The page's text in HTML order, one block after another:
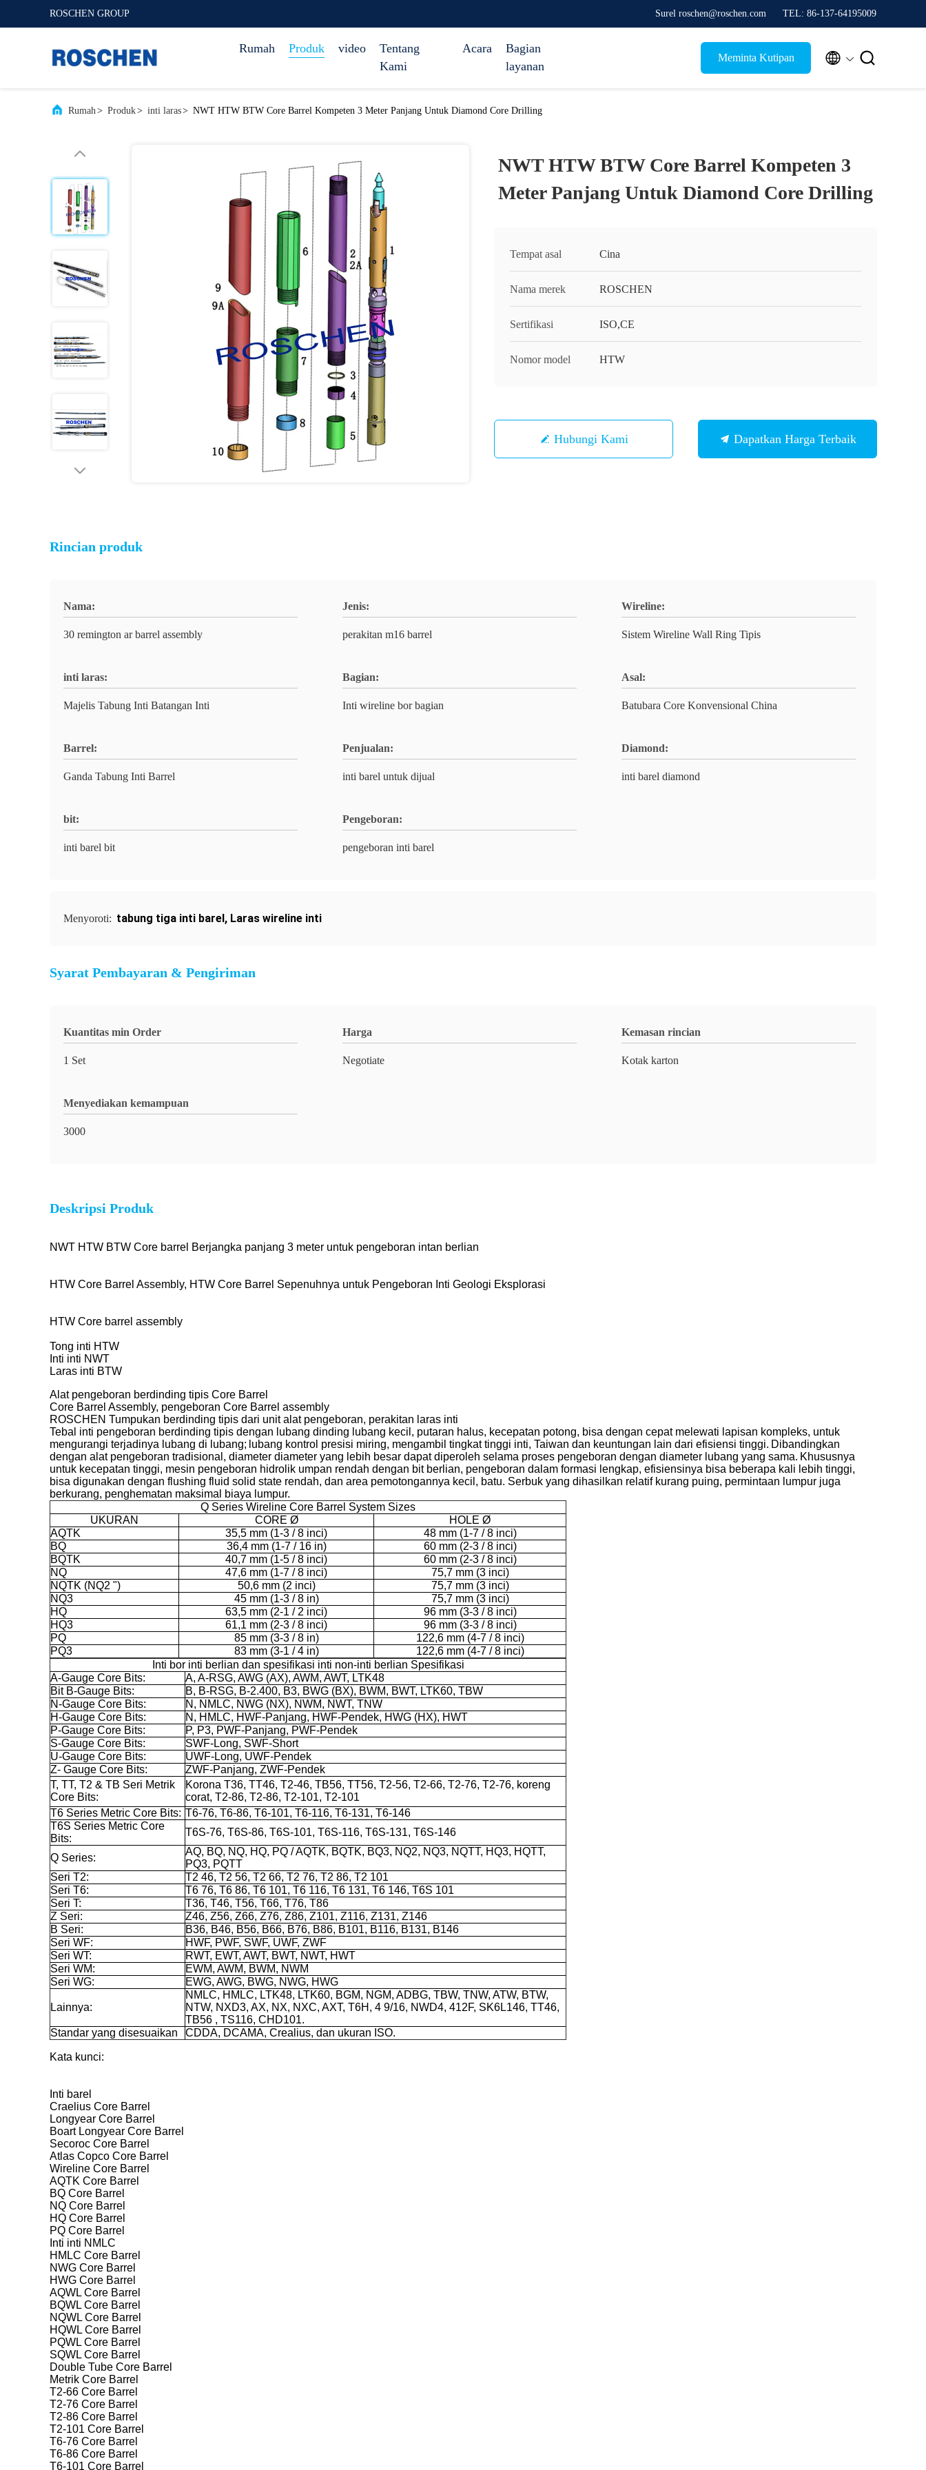
ROSCHEN GROUP Surel roschen@roschen.com TEL: 86-137-64195009
Rumah Produk video
Tentang
Kami
Acara
Bagian
layanan
Meminta Kutipan  
Rumah> Produk> inti laras> NWT HTW BTW Core Barrel Kompeten 3 Meter Panjang Untuk Diamond Core Drilling
NWT HTW BTW Core Barrel Kompeten 3
Meter Panjang Untuk Diamond Core Drilling
Tempat asal Cina
Nama merek ROSCHEN
Sertifikasi ISO,CE
Nomor model HTW
Hubungi Kami Dapatkan Harga Terbaik
Rincian produk
Nama:
30 remington ar barrel assembly
Jenis:
perakitan m16 barrel
Wireline:
Sistem Wireline Wall Ring Tipis
inti laras:
Majelis Tabung Inti Batangan Inti
Bagian:
Inti wireline bor bagian
Asal:
Batubara Core Konvensional China
Barrel:
Ganda Tabung Inti Barrel
Penjualan:
inti barel untuk dijual
Diamond:
inti barel diamond
bit:
inti barel bit
Pengeboran:
pengeboran inti barel
Menyoroti: tabung tiga inti barel, Laras wireline inti
Syarat Pembayaran & Pengiriman
Kuantitas min Order
1 Set
Harga
Negotiate
Kemasan rincian
Kotak karton
Menyediakan kemampuan
3000
Deskripsi Produk
NWT HTW BTW Core barrel Berjangka panjang 3 meter untuk pengeboran intan berlian
HTW Core Barrel Assembly, HTW Core Barrel Sepenuhnya untuk Pengeboran Inti Geologi Eksplorasi
HTW Core barrel assembly
Tong inti HTW
Inti inti NWT
Laras inti BTW
Alat pengeboran berdinding tipis Core Barrel
Core Barrel Assembly, pengeboran Core Barrel assembly
ROSCHEN Tumpukan berdinding tipis dari unit alat pengeboran, perakitan laras inti
Tebal inti pengeboran berdinding tipis dengan lubang dinding lubang kecil, putaran halus, kecepatan potong, bisa dengan cepat melewati lapisan kompleks, untuk
mengurangi terjadinya lubang di lubang; lubang kontrol presisi miring, mengambil tingkat tinggi inti, Taiwan dan keuntungan lain dari efisiensi tinggi. Dibandingkan
dengan alat pengeboran tradisional, diameter diameter yang lebih besar dapat diperoleh selama proses pengeboran dengan diameter lubang yang sama. Khususnya
untuk kecepatan tinggi, mesin pengeboran hidrolik umpan rendah dengan bit berlian, pengeboran dalam formasi lengkap, efisiensinya bisa beberapa kali lebih tinggi,
bisa digunakan dengan flushing fluid solid state rendah, dan area pemotongannya kecil, batu. Serbuk yang dihasilkan relatif kurang puing, permintaan lumpur juga
berkurang, penghematan maksimal biaya lumpur.
Q Series Wireline Core Barrel System Sizes
UKURAN
CORE Ø
HOLE Ø
AQTK
35,5 mm (1-3 / 8 inci)
48 mm (1-7 / 8 inci)
BQ
36,4 mm (1-7 / 16 in)
60 mm (2-3 / 8 inci)
BQTK
40,7 mm (1-5 / 8 inci)
60 mm (2-3 / 8 inci)
NQ
47,6 mm (1-7 / 8 inci)
75,7 mm (3 inci)
NQTK (NQ2 ")
50,6 mm (2 inci)
75,7 mm (3 inci)
NQ3
45 mm (1-3 / 8 in)
75,7 mm (3 inci)
HQ
63,5 mm (2-1 / 2 inci)
96 mm (3-3 / 8 inci)
HQ3
61,1 mm (2-3 / 8 inci)
96 mm (3-3 / 8 inci)
PQ
85 mm (3-3 / 8 in)
122,6 mm (4-7 / 8 inci)
PQ3
83 mm (3-1 / 4 in)
122,6 mm (4-7 / 8 inci)
Inti bor inti berlian dan spesifikasi inti non-inti berlian Spesifikasi
A-Gauge Core Bits:
A, A-RSG, AWG (AX), AWM, AWT, LTK48
Bit B-Gauge Bits:
B, B-RSG, B-2.400, B3, BWG (BX), BWM, BWT, LTK60, TBW
N-Gauge Core Bits:
N, NMLC, NWG (NX), NWM, NWT, TNW
H-Gauge Core Bits:
N, HMLC, HWF-Panjang, HWF-Pendek, HWG (HX), HWT
P-Gauge Core Bits:
P, P3, PWF-Panjang, PWF-Pendek
S-Gauge Core Bits:
SWF-Long, SWF-Short
U-Gauge Core Bits:
UWF-Long, UWF-Pendek
Z- Gauge Core Bits:
ZWF-Panjang, ZWF-Pendek
T, TT, T2 & TB Seri Metrik
Core Bits:
Korona T36, TT46, T2-46, TB56, TT56, T2-56, T2-66, T2-76, T2-76, koreng
corat, T2-86, T2-86, T2-101, T2-101
T6 Series Metric Core Bits: T6-76, T6-86, T6-101, T6-116, T6-131, T6-146
T6S Series Metric Core
Bits:
T6S-76, T6S-86, T6S-101, T6S-116, T6S-131, T6S-146
Q Series:
AQ, BQ, NQ, HQ, PQ / AQTK, BQTK, BQ3, NQ2, NQ3, NQTT, HQ3, HQTT,
PQ3, PQTT
Seri T2:
T2 46, T2 56, T2 66, T2 76, T2 86, T2 101
Seri T6:
T6 76, T6 86, T6 101, T6 116, T6 131, T6 146, T6S 101
Seri T:
T36, T46, T56, T66, T76, T86
Z Seri:
Z46, Z56, Z66, Z76, Z86, Z101, Z116, Z131, Z146
B Seri:
B36, B46, B56, B66, B76, B86, B101, B116, B131, B146
Seri WF:
HWF, PWF, SWF, UWF, ZWF
Seri WT:
RWT, EWT, AWT, BWT, NWT, HWT
Seri WM:
EWM, AWM, BWM, NWM
Seri WG:
EWG, AWG, BWG, NWG, HWG
Lainnya:
NMLC, HMLC, LTK48, LTK60, BGM, NGM, ADBG, TBW, TNW, ATW, BTW,
NTW, NXD3, AX, NX, NXC, AXT, T6H, 4 9/16, NWD4, 412F, SK6L146, TT46,
TB56 , TS116, CHD101.
Standar yang disesuaikan
CDDA, DCAMA, Crealius, dan ukuran ISO.
Kata kunci:
Inti barel
Craelius Core Barrel
Longyear Core Barrel
Boart Longyear Core Barrel
Secoroc Core Barrel
Atlas Copco Core Barrel
Wireline Core Barrel
AQTK Core Barrel
BQ Core Barrel
NQ Core Barrel
HQ Core Barrel
PQ Core Barrel
Inti inti NMLC
HMLC Core Barrel
NWG Core Barrel
HWG Core Barrel
AQWL Core Barrel
BQWL Core Barrel
NQWL Core Barrel
HQWL Core Barrel
PQWL Core Barrel
SQWL Core Barrel
Double Tube Core Barrel
Metrik Core Barrel
T2-66 Core Barrel
T2-76 Core Barrel
T2-86 Core Barrel
T2-101 Core Barrel
T6-76 Core Barrel
T6-86 Core Barrel
T6-101 Core Barrel